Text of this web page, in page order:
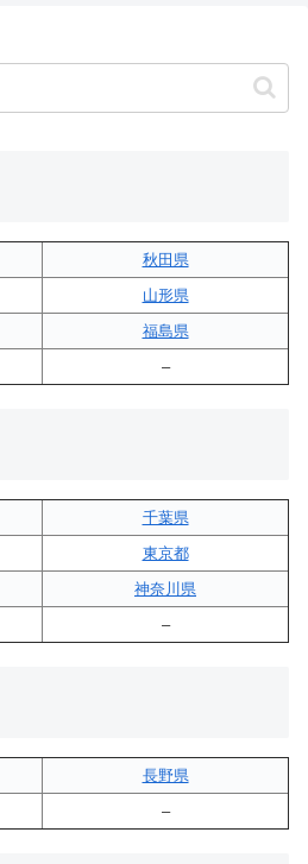
秋田県
山形県
福島県
–
千葉県
東京都
神奈川県
–
長野県
–